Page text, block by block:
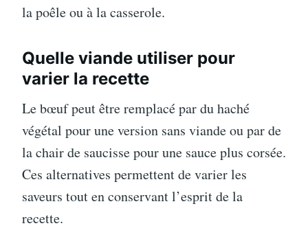
la poêle ou à la casserole.
Quelle viande utiliser pour
varier la recette
Le bœuf peut être remplacé par du haché
végétal pour une version sans viande ou par de
la chair de saucisse pour une sauce plus corsée.
Ces alternatives permettent de varier les
saveurs tout en conservant l’esprit de la
recette.